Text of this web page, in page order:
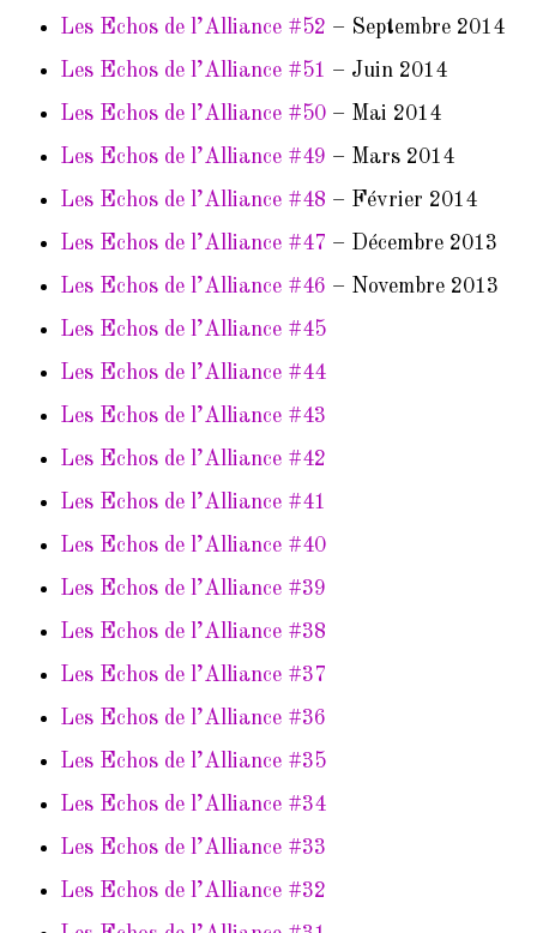
Les Echos de l’Alliance #52 – Septembre 2014
Les Echos de l’Alliance #51 – Juin 2014
Les Echos de l’Alliance #50 – Mai 2014
Les Echos de l’Alliance #49 – Mars 2014
Les Echos de l’Alliance #48 – Février 2014
Les Echos de l’Alliance #47 – Décembre 2013
Les Echos de l’Alliance #46 – Novembre 2013
Les Echos de l’Alliance #45
Les Echos de l’Alliance #44
Les Echos de l’Alliance #43
Les Echos de l’Alliance #42
Les Echos de l’Alliance #41
Les Echos de l’Alliance #40
Les Echos de l’Alliance #39
Les Echos de l’Alliance #38
Les Echos de l’Alliance #37
Les Echos de l’Alliance #36
Les Echos de l’Alliance #35
Les Echos de l’Alliance #34
Les Echos de l’Alliance #33
Les Echos de l’Alliance #32